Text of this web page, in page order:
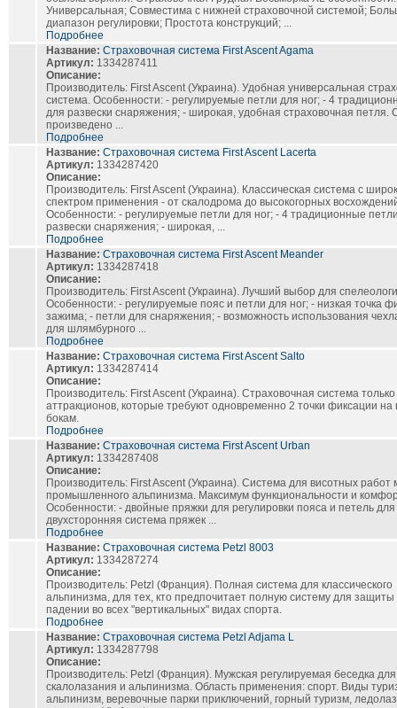
Универсальная; Совместима с нижней страховочной системой;
диапазон регулировки; Простота конструкций; ...
Подробнее
Название: Страховочная система First Ascent Agama
Артикул: 1334287411
Описание:
Производитель: First Ascent (Украина). Удобная универсальная
система. Особенности: - регулируемые петли для ног; - 4
для развески снаряжения; - широкая, удобная страховочная петля.
произведено ...
Подробнее
Название: Страховочная система First Ascent Lacerta
Артикул: 1334287420
Описание:
Производитель: First Ascent (Украина). Классическая система с
спектром применения - от скалодрома до высокогорных
Особенности: - регулируемые петли для ног; - 4 традиционные
развески снаряжения; - широкая, ...
Подробнее
Название: Страховочная система First Ascent Meander
Артикул: 1334287418
Описание:
Производитель: First Ascent (Украина). Лучший выбор для
Особенности: - регулируемые пояс и петли для ног; - низкая точка
зажима; - петли для снаряжения; - возможность использования
для шлямбурного ...
Подробнее
Название: Страховочная система First Ascent Salto
Артикул: 1334287414
Описание:
Производитель: First Ascent (Украина). Страховочная система
аттракционов, которые требуют одновременно 2 точки фиксации на
бокам.
Подробнее
Название: Страховочная система First Ascent Urban
Артикул: 1334287408
Описание:
Производитель: First Ascent (Украина). Система для висотных работ
промышленного альпинизма. Максимум функциональности и
Особенности: - двойные пряжки для регулировки пояса и петель для
двухсторонняя система пряжек ...
Подробнее
Название: Страховочная система Petzl 8003
Артикул: 1334287274
Описание:
Производитель: Petzl (Франция). Полная система для классического
альпинизма, для тех, кто предпочитает полную систему для защиты
падении во всех "вертикальных" видах спорта.
Подробнее
Название: Страховочная система Petzl Adjama L
Артикул: 1334287798
Описание:
Производитель: Petzl (Франция). Мужская регулируемая беседка для
скалолазания и альпинизма. Область применения: спорт. Виды
альпинизм, веревочные парки приключений, горный туризм,